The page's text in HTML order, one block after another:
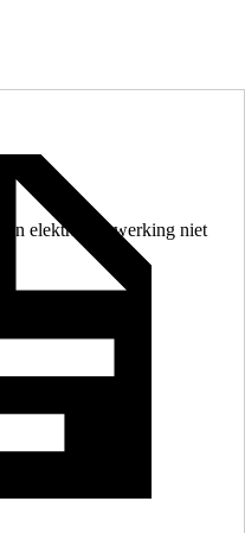
elektrische werking niet